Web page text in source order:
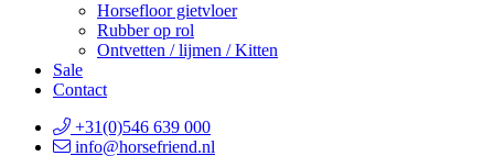
Horsefloor gietvloer
Rubber op rol
Ontvetten / lijmen / Kitten
Sale
Contact
+31(0)546 639 000
info@horsefriend.nl